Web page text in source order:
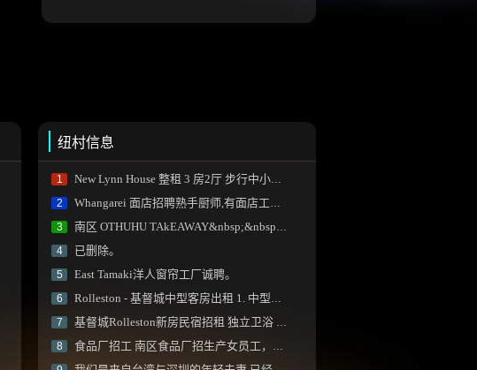
纽村信息
1 New Lynn House 整租 3 房2厅 步行中小学校区、 独...
2 Whangarei 面店招聘熟手厨师,有面店工作经验更佳...
3 南区 OTHUHU TAkEAWAY&nbsp;&nbsp;。
4 已删除。
5 East Tamaki洋人窗帘工厂诚聘。
6 Rolleston - 基督城中型客房出租 1. 中型双人床房...
7 基督城Rolleston新房民宿招租 独立卫浴 现有两...
8 食品厂招工 南区食品厂招生产女员工，一周5-...